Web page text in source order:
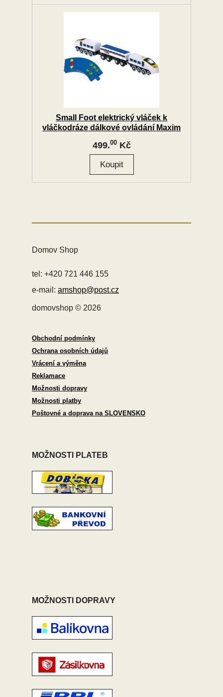
Small Foot elektrický vláček k
vláčkodráze dálkové ovládání Maxim
499.00Kč
Domov Shop
tel: +420 721 446 155
e-mail: amshop@post.cz
domovshop © 2026
Obchodní podmínky
Ochrana osobních údajů
Vrácení a výměna
Reklamace
Možnosti dopravy
Možnosti platby
Poštovné a doprava na SLOVENSKO
MOŽNOSTI PLATEB
MOŽNOSTI DOPRAVY